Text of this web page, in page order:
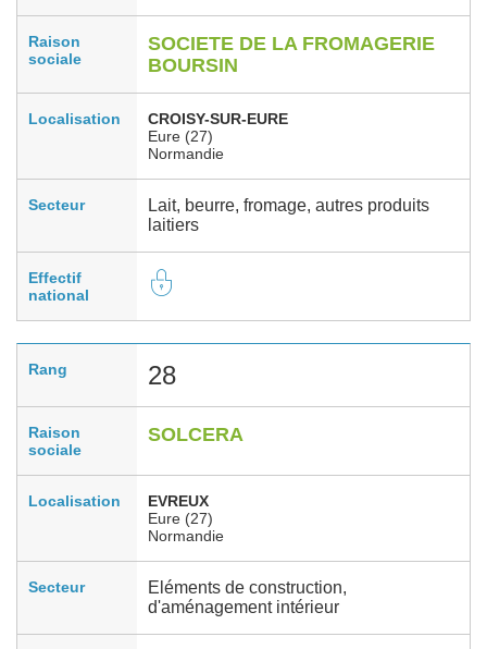
Raison
sociale
SOCIETE DE LA FROMAGERIE
BOURSIN
Localisation
CROISY-SUR-EURE
Eure (27)
Normandie
Secteur
Lait, beurre, fromage, autres produits
laitiers
Effectif
national
Rang 28
Raison
sociale
SOLCERA
Localisation
EVREUX
Eure (27)
Normandie
Secteur
Eléments de construction,
d'aménagement intérieur